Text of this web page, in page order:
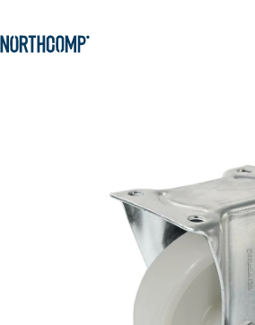
Zur Navigation springen